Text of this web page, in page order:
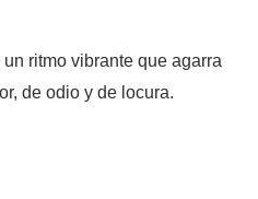
ritmo vibrante que agarra
de odio y de locura.